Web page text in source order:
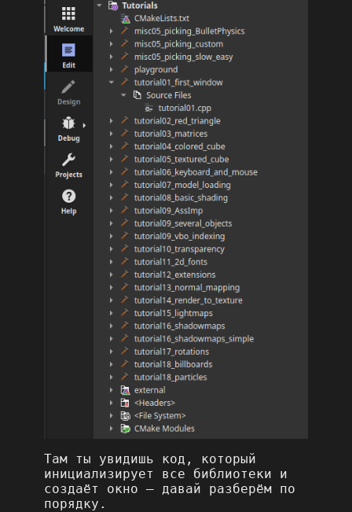
Там ты увидишь код, который
инициализирует все библиотеки и
создаёт окно – давай разберём по
порядку.